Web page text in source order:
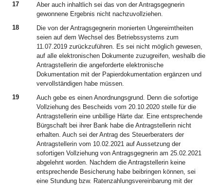
17
Aber auch inhaltlich sei das von der Antragsgegnerin
gewonnene Ergebnis nicht nachzuvollziehen.
18
Die von der Antragsgegnerin monierten Ungereimtheiten
seien auf dem Wechsel des Betriebssystems zum
11.07.2019 zurückzuführen. Es sei nicht möglich gewesen,
auf alle elektronischen Dokumente zuzugreifen, weshalb die
Antragstellerin die angeforderte elektronische
Dokumentation mit der Papierdokumentation ergänzen und
vervollständigen habe müssen.
19
Auch gebe es einen Anordnungsgrund. Denn die sofortige
Vollziehung des Bescheids vom 20.10.2020 stelle für die
Antragstellerin eine unbillige Härte dar. Eine entsprechende
Bürgschaft bei ihrer Bank habe die Antragstellerin nicht
erhalten. Auch sei der Antrag des Steuerberaters der
Antragstellerin vom 10.02.2021 auf Aussetzung der
sofortigen Vollziehung von Antragsgegnerin am 25.02.2021
abgelehnt worden. Nachdem die Antragstellerin keine
entsprechende Besicherung habe beibringen können, sei
eine Stundung bzw. Ratenzahlungsvereinbarung mit der